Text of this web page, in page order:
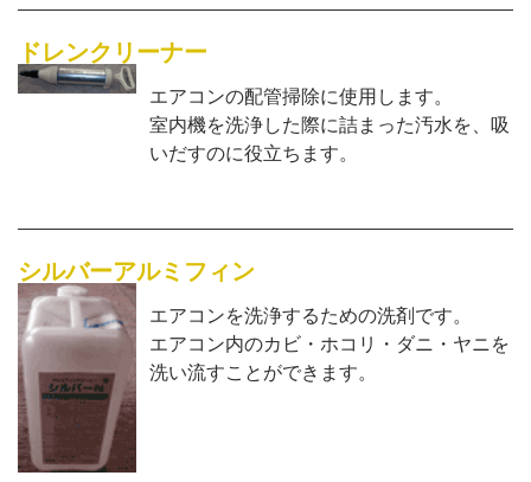
ドレンクリーナー
エアコンの配管掃除に使用します。
室内機を洗浄した際に詰まった汚水を、吸
いだすのに役立ちます。
シルバーアルミフィン
エアコンを洗浄するための洗剤です。
エアコン内のカビ・ホコリ・ダニ・ヤニを
洗い流すことができます。